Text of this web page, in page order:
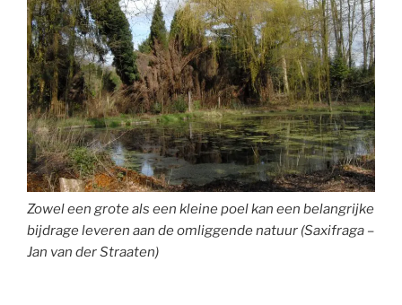
Zowel een grote als een kleine poel kan een belangrijke
bijdrage leveren aan de omliggende natuur (Saxifraga –
Jan van der Straaten)